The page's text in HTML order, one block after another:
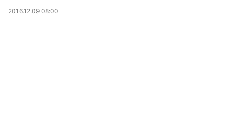
2016.12.09 08:00